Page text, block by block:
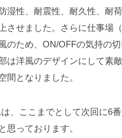
湿性、耐震性、耐久性、耐
させました。さらに仕事場
のため、ON/OFFの気持の
は洋風のデザインにして素
間となりました。
は、ここまでとして次回に6
思っております。